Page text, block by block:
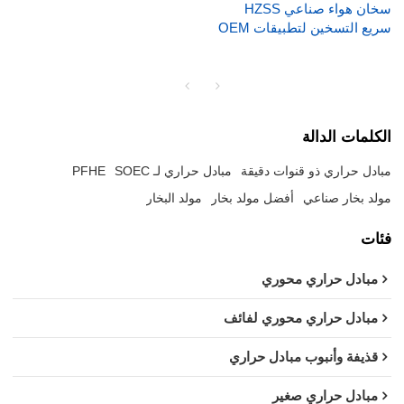
سخان هواء صناعي HZSS
سريع التسخين لتطبيقات OEM
الكلمات الدالة
مبادل حراري ذو قنوات دقيقة مبادل حراري لـ SOEC
PFHE
مولد بخار صناعي
أفضل مولد بخار مولد البخار
فئات
مبادل حراري محوري
مبادل حراري محوري لفائف
قذيفة وأنبوب مبادل حراري
مبادل حراري صغير